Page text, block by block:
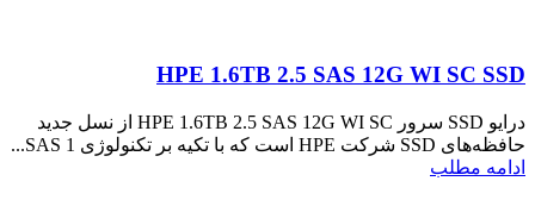
HPE 1.6TB 2.5 SAS 12G WI SC SSD
درایو SSD سرور HPE 1.6TB 2.5 SAS 12G WI SC از نسل جدید
حافظه‌های SSD شرکت HPE است که با تکیه بر تکنولوژی SAS 1...
ادامه مطلب